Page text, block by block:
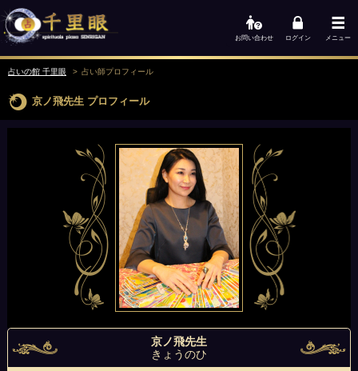
お問い合わせ ログイン メニュー
占いの館 千里眼 占い師プロフィール
京ノ飛先生 プロフィール
京ノ飛先生
きょうのひ